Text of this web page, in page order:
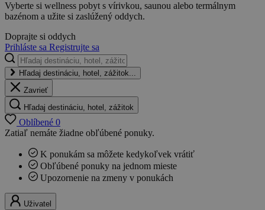
Vyberte si wellness pobyt s vírivkou, saunou alebo termálnym
bazénom a užite si zaslúžený oddych.
Doprajte si oddych
Prihláste sa Registrujte sa
Hľadaj destináciu, hotel, zážitok...
Zavrieť
Hľadaj destináciu, hotel, zážitok
Oblíbené 0
Zatiaľ nemáte žiadne obľúbené ponuky.
K ponukám sa môžete kedykoľvek vrátiť
Obľúbené ponuky na jednom mieste
Upozornenie na zmeny v ponukách
Uživatel